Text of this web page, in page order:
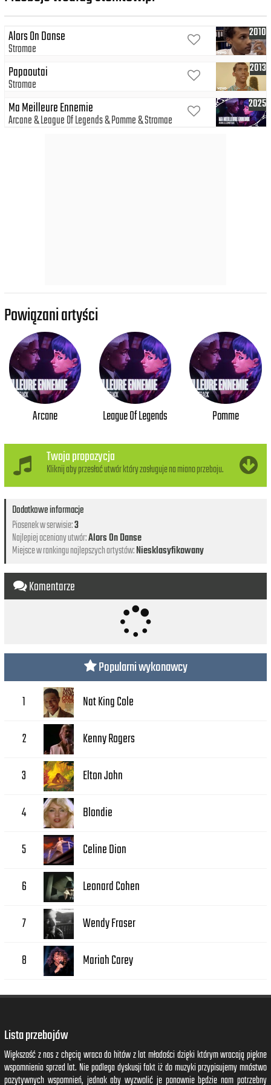
2010
Alors On Danse
Stromae
2013
Papaoutai
Stromae
2025
Ma Meilleure Ennemie
Arcane League Of Legends Pomme Stromae
Powiązani artyści
Arcane League Of Legends Pomme
Twoja propozycja
Kliknij aby przesłać utwór który zasługuje na miano przeboju.
Dodatkowe informacje
Piosenek w serwisie:3
Najlepiej oceniony utwór:Alors On Danse
Miejsce w rankingu najlepszych artystów:Niesklasyfikowany
Komentarze
Popularni wykonawcy
1 Nat King Cole
2 Kenny Rogers
3 Elton John
4 Blondie
5 Celine Dion
6 Leonard Cohen
7 Wendy Fraser
8 Mariah Carey
Lista przebojów
Większość z nas z chęcią wraca do hitów z lat młodości dzięki którym wracają piękne
wspomnienia sprzed lat. Nie podlega dyskusji fakt iż do muzyki przypisujemy mnóstwo
pozytywnych wspomnień, jednak aby wyzwolić je ponownie będzie nam potrzebny